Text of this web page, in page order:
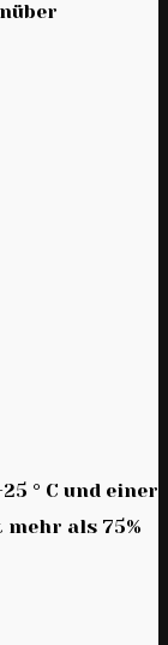
° C und einer
als 75%